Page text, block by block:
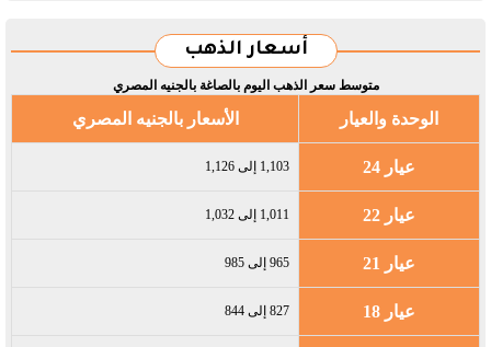
أسعار الذهب
متوسط سعر الذهب اليوم بالصاغة بالجنيه المصري
الوحدة والعيار الأسعار بالجنيه المصري
عيار 24 1,103 إلى 1,126
عيار 22 1,011 إلى 1,032
عيار 21 965 إلى 985
عيار 18 827 إلى 844